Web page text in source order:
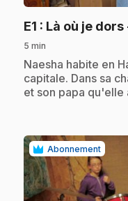
E1 : Là où je dors
5 min
.Naesha habite en
capitale. Dans sa
et son papa qu'elle
Abonnement